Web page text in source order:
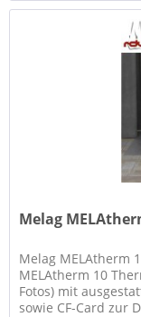
Melag
Melag MELAtherm
MELAtherm 10
Fotos) mit
sowie CF-Card zur